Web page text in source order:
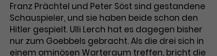
Seiten.
Name _gat_UA-63561367-1
Name _gcl_dc
Anbieter Google / DoubleClick
Franz Prächtel und Peter Söst sind gestandene
Schauspieler, und sie haben beide schon den
Hitler gespielt. Ulli Lerch hat es dagegen bisher
nur zum Goebbels gebracht. Als die drei sich in
einem ominösen Warteraum treffen, bricht die